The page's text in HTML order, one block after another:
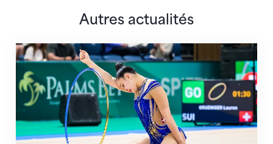
Autres actualités
Prochaine étape : les Championnats du monde